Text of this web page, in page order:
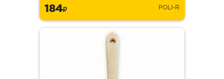
184 POLI-R